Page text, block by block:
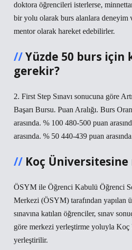
doktora öğrencileri isterlerse,
bir yolu olarak burs alanlara deneyim
mentor olarak hareket edebilirler.
Yüzde 50 burs için
gerekir?
2. First Step Sınavı sonucuna göre
Başarı Bursu. Puan Aralığı. Burs
arasında. % 100 480-500 puan
arasında. % 50 440-439 puan
Koç
ÖSYM ile Öğrenci Kabulü Öğrenci
Merkezi (ÖSYM) tarafından yapılan
sınavına katılan öğrenciler, sınav
göre merkezi yerleştirme yoluyla Koç
yerleştirilir.